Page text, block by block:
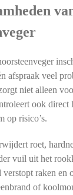
afspraak veel
niet alleen
ook direct
op risico’s.
roet,
vuil uit het
raken en
of